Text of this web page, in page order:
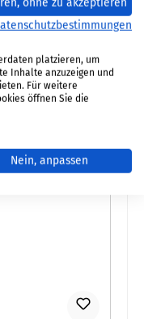
2-4 Tage
ohne zu akzeptieren
platzieren, um
Inhalte anzuzeigen und
Für weitere
öffnen Sie die
Nein, anpassen